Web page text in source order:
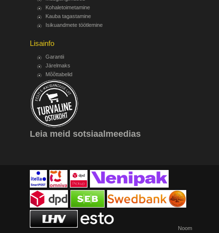
Kohaletoimetamine
Kauba tagastamine
Isikuandmete töötlemine
Lisainfo
Garantii
Järelmaks
Mõõttabelid
Leia meid sotsiaalmeedias
Noom